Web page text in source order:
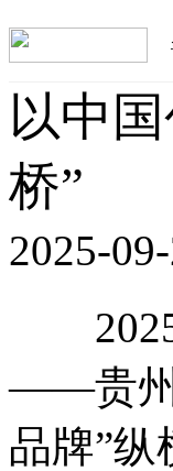
以中
桥”
2025-
2025
——贵州
品牌”纵